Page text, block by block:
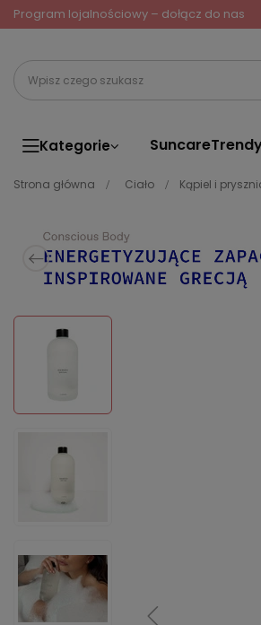
Program lojalnościowy – dołącz do nas
Kategorie Suncare
Strona główna Ciało Kąpiel i